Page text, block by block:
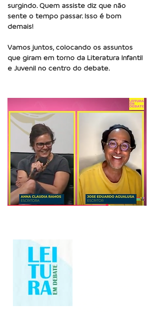
surgindo. Quem assiste diz que não
sente o tempo passar. Isso é bom
demais!
Vamos juntos, colocando os assuntos
que giram em torno da Literatura Infantil
e Juvenil no centro do debate.